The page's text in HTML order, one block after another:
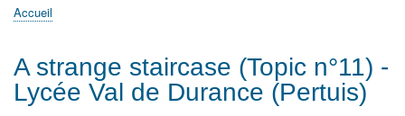
Accueil
ActualitésMATh.en.JEANS ?
Régions et Ateliers
Créer, gérer un atelier
Sujets/Publications
Congrès
d'Ariane
Accueil
A strange staircase (Topic n°11) -
Lycée Val de Durance (Pertuis)